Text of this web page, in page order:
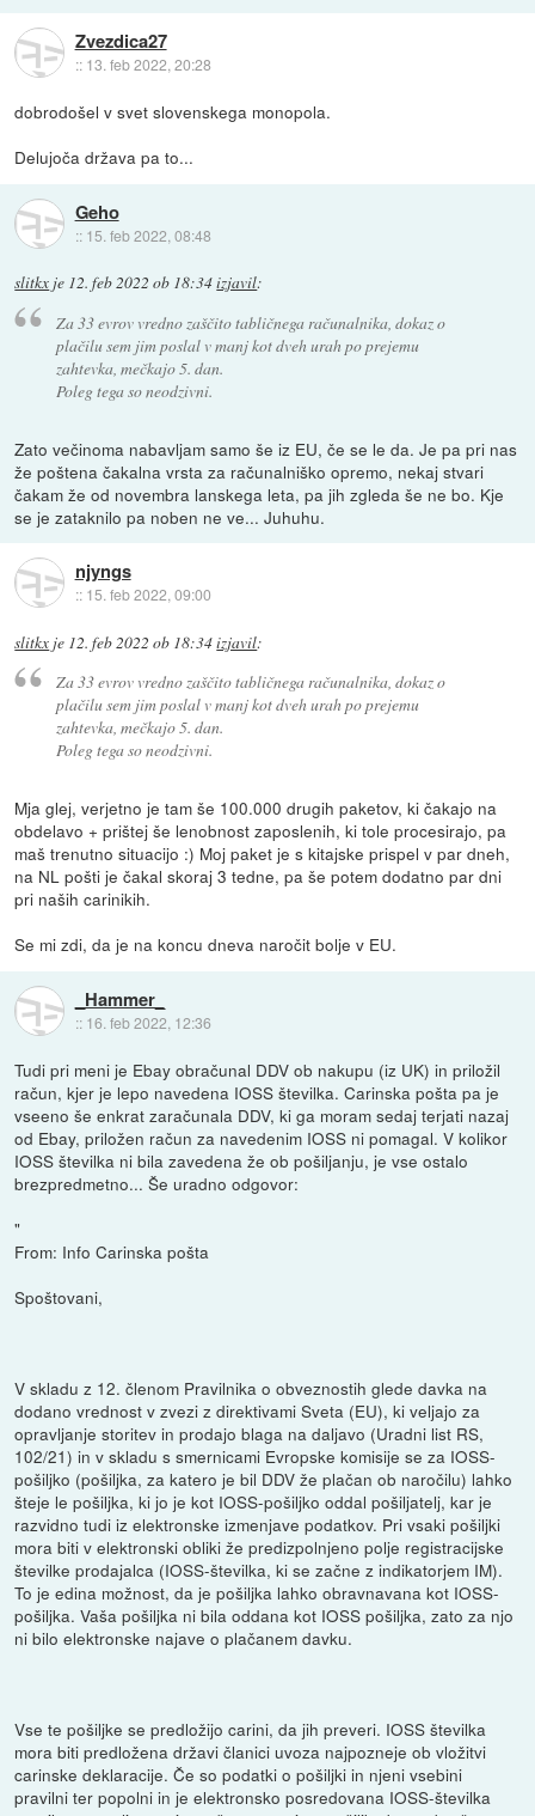
Zvezdica27
:: 13. feb 2022, 20:28
dobrodošel v svet slovenskega monopola.
Delujoča država pa to...
Geho
:: 15. feb 2022, 08:48
slitkx je 12. feb 2022 ob 18:34izjavil:
Za 33 evrov vredno zaščito tabličnega računalnika, dokaz o
plačilu sem jim poslal v manj kot dveh urah po prejemu
zahtevka, mečkajo 5. dan.
Poleg tega so neodzivni.
Zato večinoma nabavljam samo še iz EU, če se le da. Je pa pri nas
že poštena čakalna vrsta za računalniško opremo, nekaj stvari
čakam že od novembra lanskega leta, pa jih zgleda še ne bo. Kje
se je zataknilo pa noben ne ve... Juhuhu.
njyngs
:: 15. feb 2022, 09:00
slitkx je 12. feb 2022 ob 18:34izjavil:
Za 33 evrov vredno zaščito tabličnega računalnika, dokaz o
plačilu sem jim poslal v manj kot dveh urah po prejemu
zahtevka, mečkajo 5. dan.
Poleg tega so neodzivni.
Mja glej, verjetno je tam še 100.000 drugih paketov, ki čakajo na
obdelavo + prištej še lenobnost zaposlenih, ki tole procesirajo, pa
maš trenutno situacijo :) Moj paket je s kitajske prispel v par dneh,
na NL pošti je čakal skoraj 3 tedne, pa še potem dodatno par dni
pri naših carinikih.
Se mi zdi, da je na koncu dneva naročit bolje v EU.
_Hammer_
:: 16. feb 2022, 12:36
Tudi pri meni je Ebay obračunal DDV ob nakupu (iz UK) in priložil
račun, kjer je lepo navedena IOSS številka. Carinska pošta pa je
vseeno še enkrat zaračunala DDV, ki ga moram sedaj terjati nazaj
od Ebay, priložen račun za navedenim IOSS ni pomagal. V kolikor
IOSS številka ni bila zavedena že ob pošiljanju, je vse ostalo
brezpredmetno... Še uradno odgovor:
"
From: Info Carinska pošta
Spoštovani,
V skladu z 12. členom Pravilnika o obveznostih glede davka na
dodano vrednost v zvezi z direktivami Sveta (EU), ki veljajo za
opravljanje storitev in prodajo blaga na daljavo (Uradni list RS,
102/21) in v skladu s smernicami Evropske komisije se za IOSS-
pošiljko (pošiljka, za katero je bil DDV že plačan ob naročilu) lahko
šteje le pošiljka, ki jo je kot IOSS-pošiljko oddal pošiljatelj, kar je
razvidno tudi iz elektronske izmenjave podatkov. Pri vsaki pošiljki
mora biti v elektronski obliki že predizpolnjeno polje registracijske
številke prodajalca (IOSS-številka, ki se začne z indikatorjem IM).
To je edina možnost, da je pošiljka lahko obravnavana kot IOSS-
pošiljka. Vaša pošiljka ni bila oddana kot IOSS pošiljka, zato za njo
ni bilo elektronske najave o plačanem davku.
Vse te pošiljke se predložijo carini, da jih preveri. IOSS številka
mora biti predložena državi članici uvoza najpozneje ob vložitvi
carinske deklaracije. Če so podatki o pošiljki in njeni vsebini
pravilni ter popolni in je elektronsko posredovana IOSS-številka